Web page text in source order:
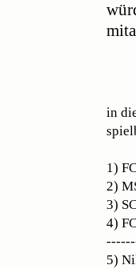
in
1)
2)
3)
4)
5)